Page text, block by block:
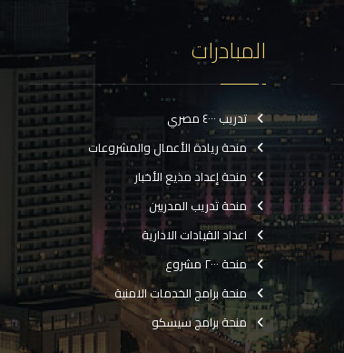
المبادرات
تدريب ٤٠٠٠ مصري
منحة ريادة الأعمال والمشروعات
منحة إعداد مذيع الأخبار
منحة تدريب المدربين
اعداد القيادات الادارية
منحة ٢٠٠٠ مشروع
منحة برامج الخدمات الامنية
منحة برامج سيسكو